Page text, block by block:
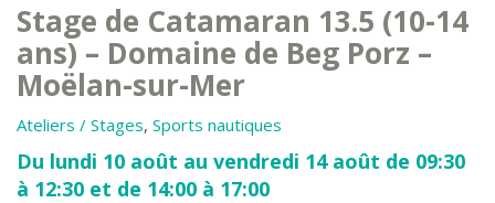
Stage de Catamaran 13.5 (10-14
ans) – Domaine de Beg Porz –
Moëlan-sur-Mer
Ateliers / Stages, Sports nautiques
Du lundi 10 août au vendredi 14 août de 09:30
à 12:30 et de 14:00 à 17:00